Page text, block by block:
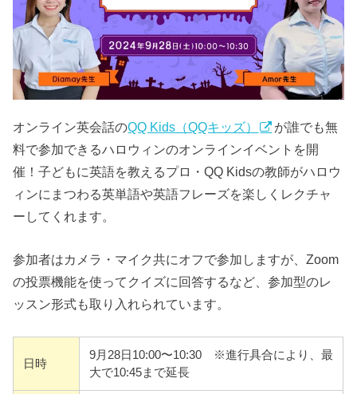
オンライン英会話のQQ Kids（QQキッズ）
が誰でも無
料で参加できるハロウィンのオンラインイベントを開
催！子どもに英語を教えるプロ・QQ Kidsの教師がハロウ
ィンにまつわる英単語や英語フレーズを楽しくレクチャ
ーしてくれます。
参加者はカメラ・マイク共にオフで参加しますが、Zoom
の投票機能を使ってクイズに回答するなど、参加型のレ
ッスン形式も取り入れられています。
日時
9月28日10:00〜10:30 ※進行具合により、最
大で10:45まで延長